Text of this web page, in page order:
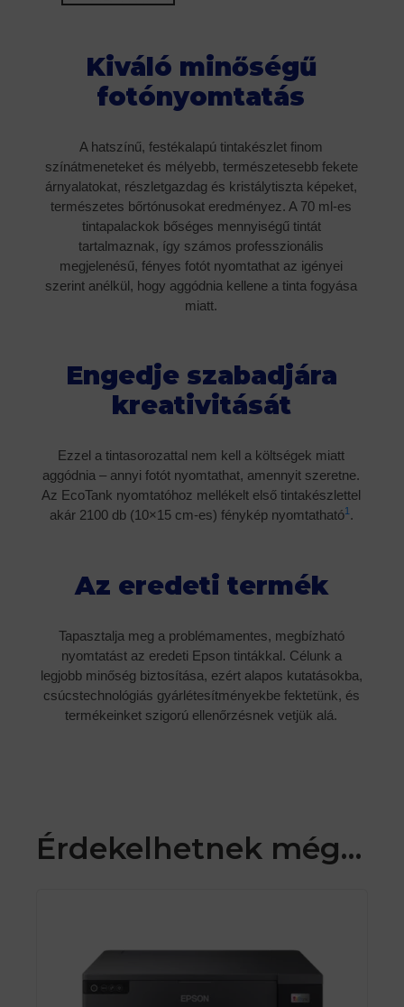
Kiváló minőségű
fotónyomtatás
A hatszínű, festékalapú tintakészlet finom
színátmeneteket és mélyebb, természetesebb fekete
árnyalatokat, részletgazdag és kristálytiszta képeket,
természetes bőrtónusokat eredményez. A 70 ml-es
tintapalackok bőséges mennyiségű tintát
tartalmaznak, így számos professzionális
megjelenésű, fényes fotót nyomtathat az igényei
szerint anélkül, hogy aggódnia kellene a tinta fogyása
miatt.
Engedje szabadjára
kreativitását
Ezzel a tintasorozattal nem kell a költségek miatt
aggódnia – annyi fotót nyomtathat, amennyit szeretne.
Az EcoTank nyomtatóhoz mellékelt első tintakészlettel
akár 2100 db (10×15 cm-es) fénykép nyomtatható1.
Az eredeti termék
Tapasztalja meg a problémamentes, megbízható
nyomtatást az eredeti Epson tintákkal. Célunk a
legjobb minőség biztosítása, ezért alapos kutatásokba,
csúcstechnológiás gyárlétesítményekbe fektetünk, és
termékeinket szigorú ellenőrzésnek vetjük alá.
Érdekelhetnek még…